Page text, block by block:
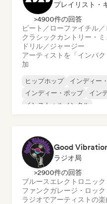
プレイリスト・
>4900件の回答
ビート／ローファイチル
クラシック カントリー・
ドリル／ジャージー
アーティストを「インパ
加
ヒップホップ
インディー
インディー・ポップ
イン
インストゥルメンタル
Good
ラジオ局
>2900件の回答
ブルースエレクトロニック
ファンクガレージ・ロック
ラジオでアーティストの